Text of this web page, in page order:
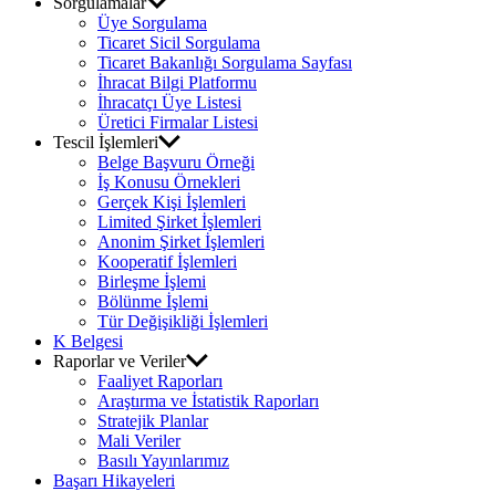
Üye Sorgulama
Ticaret Sicil Sorgulama
Ticaret Bakanlığı Sorgulama Sayfası
İhracat Bilgi Platformu
İhracatçı Üye Listesi
Üretici Firmalar Listesi
Tescil İşlemleri
Belge Başvuru Örneği
İş Konusu Örnekleri
Gerçek Kişi İşlemleri
Limited Şirket İşlemleri
Anonim Şirket İşlemleri
Kooperatif İşlemleri
Birleşme İşlemi
Bölünme İşlemi
Tür Değişikliği İşlemleri
K Belgesi
Raporlar ve Veriler
Faaliyet Raporları
Araştırma ve İstatistik Raporları
Stratejik Planlar
Mali Veriler
Basılı Yayınlarımız
Başarı Hikayeleri